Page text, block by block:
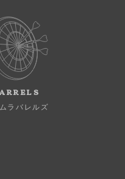
ラバレルズ